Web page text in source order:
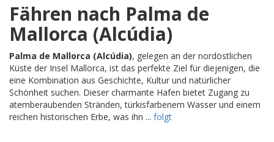
Fähren nach Palma de
Mallorca (Alcúdia)
Palma de Mallorca (Alcúdia), gelegen an der nordöstlichen
Küste der Insel Mallorca, ist das perfekte Ziel für diejenigen, die
eine Kombination aus Geschichte, Kultur und natürlicher
Schönheit suchen. Dieser charmante Hafen bietet Zugang zu
atemberaubenden Stränden, türkisfarbenem Wasser und einem
reichen historischen Erbe, was ihn ... folgt